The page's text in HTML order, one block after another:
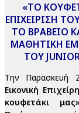
«ΤΟ
ΕΠΙΧΕΙΡΙΣΗ
ΤΟ ΒΡΑΒΕΙΟ
ΜΑΘΗΤΙΚΗ
ΤΟΥ JUNIOR
Την Παρασκευή
Εικονική
κουφετάκι μας»